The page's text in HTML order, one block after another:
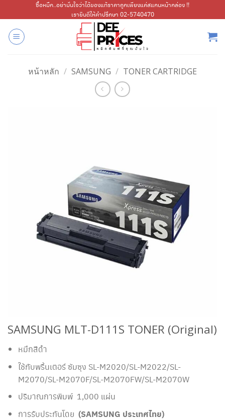
ไป
เนื้อหา
ซื้อหมึก..อย่ามั่นใจว่าได้ของแท้ราคาถูกเพียงแค่สแกนหน้ากล่อง !!
เรายินดีให้คำปรึกษา 02-5740470
หน้าหลัก / SAMSUNG / TONER CARTRIDGE
SAMSUNG MLT-D111S TONER (Original)
หมึกสีดำ
ใช้กับพริ้นเตอร์ ซัมซุง SL-M2020/SL-M2022/SL-
M2070/SL-M2070F/SL-M2070FW/SL-M2070W
ปริมาณการพิมพ์ 1,000 แผ่น
การรับประกันโดย (SAMSUNG ประเทศไทย)